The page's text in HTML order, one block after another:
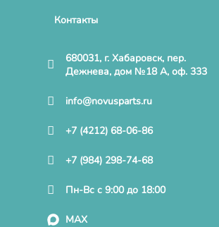
Контакты
680031, г. Хабаровск, пер.
Дежнева, дом №18 А, оф. 333
info@novusparts.ru
+7 (4212) 68-06-86
+7 (984) 298-74-68
Пн-Вс с 9:00 до 18:00
MAX